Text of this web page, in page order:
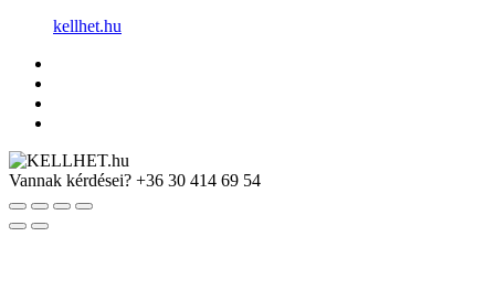
kellhet.hu
Vannak kérdései? +36 30 414 69 54